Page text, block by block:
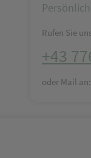
Rufen Sie
+43
oder Mail an: